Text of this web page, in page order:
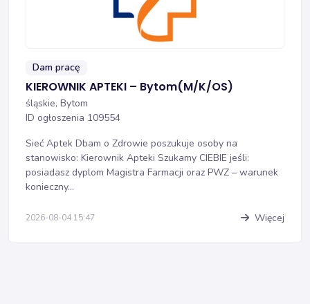
Dam pracę
KIEROWNIK APTEKI – Bytom(M/K/OS)
śląskie, Bytom
ID ogłoszenia 109554
Sieć Aptek Dbam o Zdrowie poszukuje osoby na
stanowisko: Kierownik Apteki Szukamy CIEBIE jeśli:
posiadasz dyplom Magistra Farmacji oraz PWZ – warunek
konieczny...
2026-08-04 15:47 Więcej